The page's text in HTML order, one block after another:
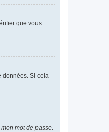
que vous
données. Si cela
mon mot de passe.